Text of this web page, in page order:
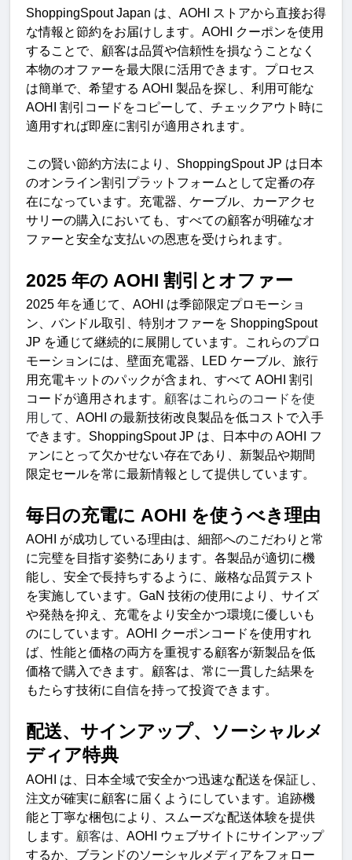
ShoppingSpout Japan は、 AOHI
ストアから直接お得
な情報と節約をお届けします。 AOHI
クーポンを使用
することで、顧客は品質や信頼性を損なうことなく
本物のオファーを最大限に活用できます。プロセス
は簡単で、希望する AOHI 製品を探し、利用可能な
AOHI 割引コードをコピーして、チェックアウト時に
適用すれば即座に割引が適用されます。
この賢い節約方法により、 ShoppingSpout JP は日本
のオンライン割引プラットフォームとして定番の存
在になっています。充電器、ケーブル、カーアクセ
サリーの購入においても、すべての顧客が明確なオ
ファーと安全な支払いの恩恵を受けられます。
2025 年の AOHI 割引とオファー
2025 年を通じて、 AOHI は季節限定プロモーショ
ン、バンドル取引、特別オファーを ShoppingSpout
JP を通じて継続的に展開しています。これらのプロ
モーションには、壁面充電器、
LED ケーブル、旅行
用充電キットのパックが含まれ、すべて AOHI 割引
コードが適用されます。 顧客はこれらのコードを使
用して、 AOHI の最新技術改良製品を低コストで入手
できます。 ShoppingSpout JP は、日本中の AOHI フ
ァンにとって欠かせない存在であり、新製品や期間
限定セールを常に最新情報として提供しています。
毎日の充電に AOHI を使うべき理由
AOHI が成功している理由は、細部へのこだわりと常
に完璧を目指す姿勢にあります。各製品が適切に機
能し、安全で長持ちするように、厳格な品質テスト
を実施しています。 GaN 技術の使用により、サイズ
や発熱を抑え、充電をより安全かつ環境に優しいも
のにしています。 AOHI
クーポンコードを使用すれ
ば、性能と価格の両方を重視する顧客が新製品を低
価格で購入できます。顧客は、常に一貫した結果を
もたらす技術に自信を持って投資できます。
配送、サインアップ、ソーシャルメ
ディア特典
AOHI は、日本全域で安全かつ迅速な配送を保証し、
注文が確実に顧客に届くようにしています。追跡機
能と丁寧な梱包により、スムーズな配送体験を提供
します。 顧客は、 AOHI
ウェブサイトにサインアップ
するか、ブランドのソーシャルメディアをフォロー